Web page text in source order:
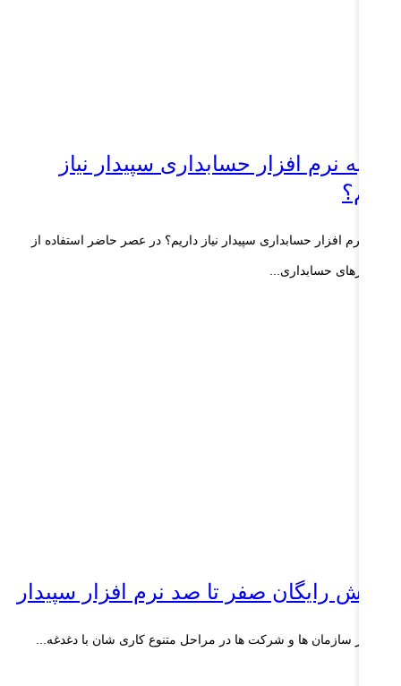
به نرم افزار حسابداری سپیدار نیاز
به نرم افزار حسابداری سپیدار نیاز داریم؟ در عصر حاضر استفاده از
حسابداری...
رایگان صفر تا صد نرم افزار سپیدار
یک از سازمان ها و شرکت ها در مراحل متنوع کاری شان با دغدغه‌...